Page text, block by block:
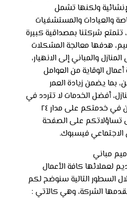
ولكنها تشمل
والعيادات والمستشفيات
تتمتع شركتنا بمصداقية كبيرة
هدفها معالجة المشكلات
والمباني إلى الانهيار،
الوقاية من العوامل
بما يضمن زيادة العمر
أفضل الخدمات لا تتردد في
التواصل مع شركتنا نحن في خدمتكم على مدار ٢٤
تساؤلاتكم على الصفحة
الاجتماعي فيسبوك.
مباني
لعملائها كافة الأعمال
السطور التالية سنوضح لكم
الشركة، وهي كالآتي :